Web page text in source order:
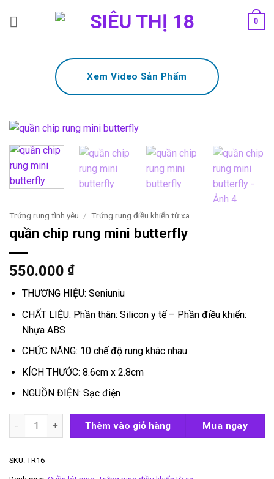
0
Xem Video Sản Phẩm
Trứng rung tình yêu / Trứng rung điều khiển từ xa
quần chip rung mini butterfly
550.000 ₫
THƯƠNG HIỆU: Seniuniu
CHẤT LIỆU: Phần thân: Silicon y tế – Phần điều khiển:
Nhựa ABS
CHỨC NĂNG: 10 chế độ rung khác nhau
KÍCH THƯỚC: 8.6cm x 2.8cm
NGUỒN ĐIỆN: Sạc điện
quần chip rung mini butterfly số lượng
Thêm vào giỏ hàng Mua ngay
SKU: TR16